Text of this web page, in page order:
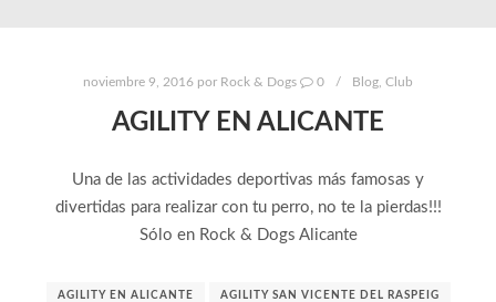
noviembre 9, 2016 por Rock & Dogs 0 Blog Club
AGILITY EN ALICANTE
Una de las actividades deportivas más famosas y
divertidas para realizar con tu perro, no te la pierdas!!!
Sólo en Rock & Dogs Alicante
AGILITY EN ALICANTE AGILITY SAN VICENTE DEL RASPEIG